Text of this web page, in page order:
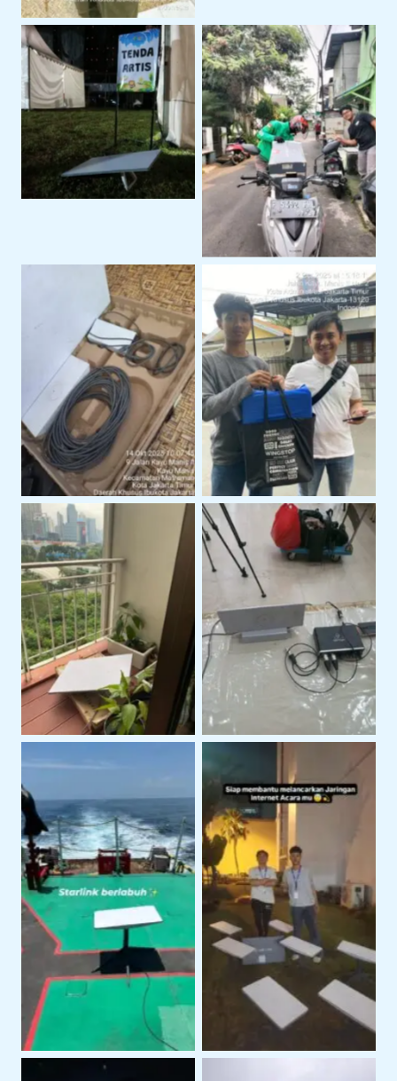
Penggunaan Untuk
Event Outdoor
Pengiriman Perangkat
ke Lokasi Proyek Klien
Perangkat Starlink
Siap Pakai Untuk
Operasional
Serah Terima Sewa
Starlink Di Area
Jakarta Timur
Layanan Support
Teknis Starlink di
Lokasi Klien
Instalasi Starlink Gen 3
Untuk Koneksi Internet
Area Terbuka
Penggunaan Starlink di
Area Perairan
Penggunaan Starlink
Untuk Kegiatan
Lapangan